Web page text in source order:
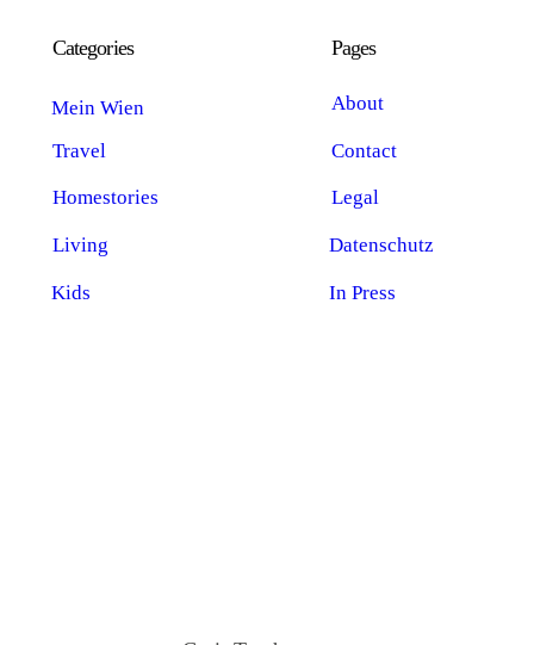
Categories Pages
Living
About
Travel Contact
Homestories
In Press
Mein Wien
Legal
Kids
Datenschutz